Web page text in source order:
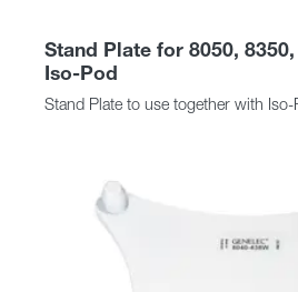
Stand Plate for 8050,
Iso-Pod
Stand Plate to use together with